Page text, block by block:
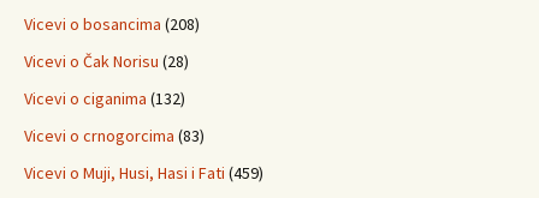
Vicevi o bosancima (208)
Vicevi o Čak Norisu (28)
Vicevi o ciganima (132)
Vicevi o crnogorcima (83)
Vicevi o Muji, Husi, Hasi i Fati (459)